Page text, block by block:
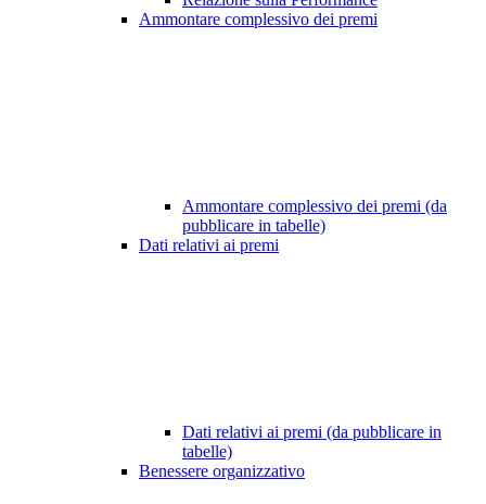
Ammontare complessivo dei premi
Ammontare complessivo dei premi (da
pubblicare in tabelle)
Dati relativi ai premi
Dati relativi ai premi (da pubblicare in
tabelle)
Benessere organizzativo